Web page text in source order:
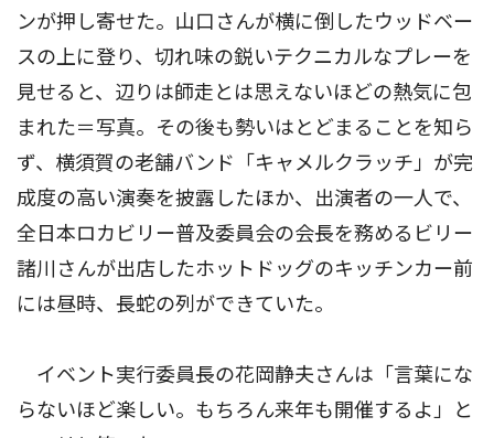
ンが押し寄せた。山口さんが横に倒したウッドベー
スの上に登り、切れ味の鋭いテクニカルなプレーを
見せると、辺りは師走とは思えないほどの熱気に包
まれた＝写真。その後も勢いはとどまることを知ら
ず、横須賀の老舗バンド「キャメルクラッチ」が完
成度の高い演奏を披露したほか、出演者の一人で、
全日本ロカビリー普及委員会の会長を務めるビリー
諸川さんが出店したホットドッグのキッチンカー前
には昼時、長蛇の列ができていた。
イベント実行委員長の花岡静夫さんは「言葉にな
らないほど楽しい。もちろん来年も開催するよ」と